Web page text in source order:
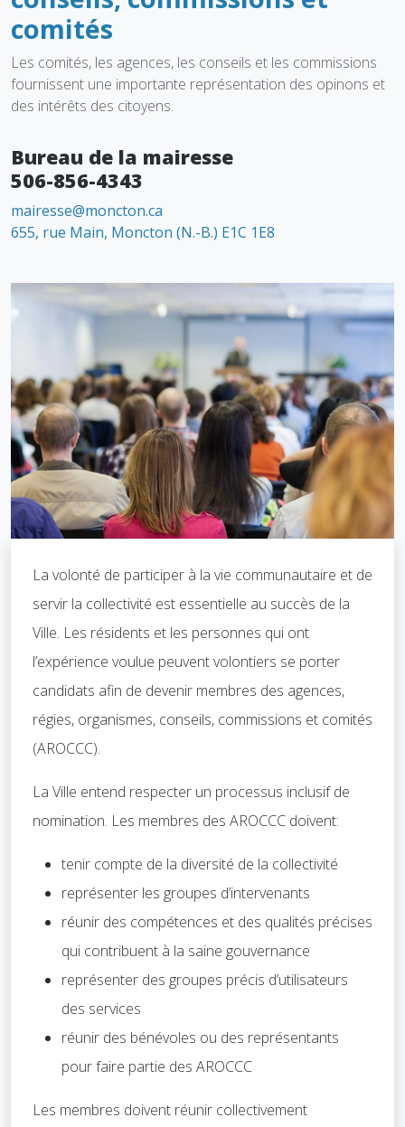
comités
Les comités, les agences, les conseils et les commissions
fournissent une importante représentation des opinons et
des intérêts des citoyens.
Bureau de la mairesse
506-856-4343
mairesse@moncton.ca
655, rue Main, Moncton (N.-B.) E1C 1E8
La volonté de participer à la vie communautaire et de
servir la collectivité est essentielle au succès de la
Ville. Les résidents et les personnes qui ont
l’expérience voulue peuvent volontiers se porter
candidats afin de devenir membres des agences,
régies, organismes, conseils, commissions et comités
(AROCCC).
La Ville entend respecter un processus inclusif de
nomination. Les membres des AROCCC doivent:
tenir compte de la diversité de la collectivité
représenter les groupes d’intervenants
réunir des compétences et des qualités précises
qui contribuent à la saine gouvernance
représenter des groupes précis d’utilisateurs
des services
réunir des bénévoles ou des représentants
pour faire partie des AROCCC
Les membres doivent réunir collectivement